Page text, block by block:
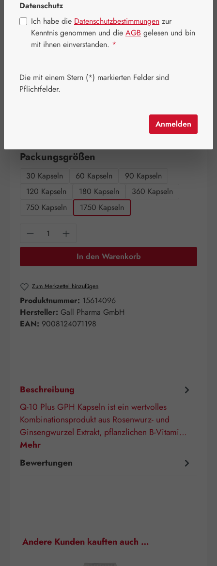
Regulärer Preis:
778,00 €
Inhalt:0.787 Kilogramm
Packungsgrößen
30 Kapseln 60 Kapseln
90 Kapseln
120 Kapseln
180 Kapseln
360 Kapseln
750 Kapseln
1750 Kapseln
Produkt Anzahl: Gib den gewünschten
In den Warenkorb
Zum Merkzettel hinzufügen
Produktnummer: 15614096
Hersteller: Gall Pharma GmbH
EAN: 9008124071198
Beschreibung
Q-10 Plus GPH Kapseln ist ein wertvolles
Kombinationsprodukt aus Rosenwurz- und
Ginsengwurzel Extrakt, pflanzlichen B-Vitami…
Mehr
Bewertungen
Produktgalerie überspringen
Andere Kunden kauften auch …
Datenschutz
Ich habe die Datenschutzbestimmungen zur
Kenntnis genommen und die AGB gelesen und bin
mit ihnen einverstanden. *
Die mit einem Stern (*) markierten Felder sind
Pflichtfelder.
Anmelden